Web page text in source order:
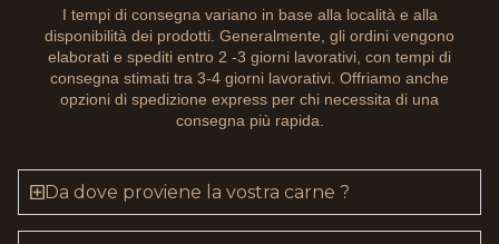
I tempi di consegna variano in base alla località e alla
disponibilità dei prodotti. Generalmente, gli ordini vengono
elaborati e spediti entro 2 -3 giorni lavorativi, con tempi di
consegna stimati tra 3-4 giorni lavorativi. Offriamo anche
opzioni di spedizione express per chi necessita di una
consegna più rapida.
Da dove proviene la vostra carne ?